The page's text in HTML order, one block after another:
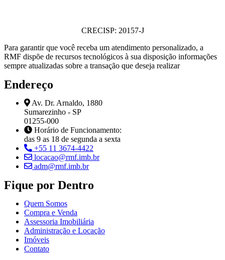
CRECISP: 20157-J
Para garantir que você receba um atendimento personalizado, a
RMF dispõe de recursos tecnológicos à sua disposição informações
sempre atualizadas sobre a transação que deseja realizar
Endereço
Av. Dr. Arnaldo, 1880
Sumarezinho - SP
01255-000
Horário de Funcionamento:
das 9 as 18 de segunda a sexta
+55 11 3674-4422
locacao@rmf.imb.br
adm@rmf.imb.br
Fique por Dentro
Quem Somos
Compra e Venda
Assessoria Imobiliária
Administração e Locação
Imóveis
Contato